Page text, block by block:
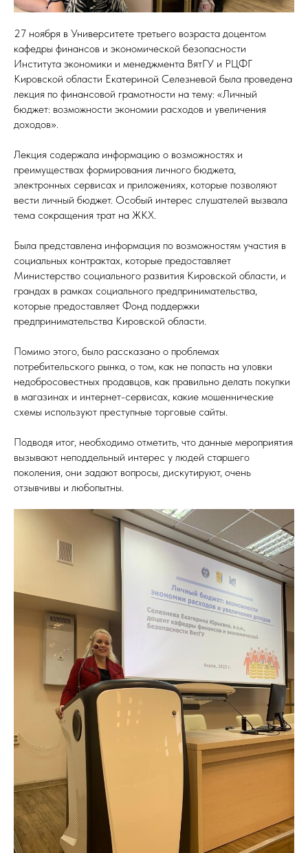
27 ноября в Университете третьего возраста доцентом
кафедры финансов и экономической безопасности
Института экономики и менеджмента ВятГУ и РЦФГ
Кировской области Екатериной Селезневой была проведена
лекция по финансовой грамотности на тему: «Личный
бюджет: возможности экономии расходов и увеличения
доходов».
Лекция содержала информацию о возможностях и
преимуществах формирования личного бюджета,
электронных сервисах и приложениях, которые позволяют
вести личный бюджет. Особый интерес слушателей вызвала
тема сокращения трат на ЖКХ.
Была представлена информация по возможностям участия в
социальных контрактах, которые предоставляет
Министерство социального развития Кировской области, и
грандах в рамках социального предпринимательства,
которые предоставляет Фонд поддержки
предпринимательства Кировской области.
Помимо этого, было рассказано о проблемах
потребительского рынка, о том, как не попасть на уловки
недобросовестных продавцов, как правильно делать покупки
в магазинах и интернет-сервисах, какие мошеннические
схемы используют преступные торговые сайты.
Подводя итог, необходимо отметить, что данные мероприятия
вызывают неподдельный интерес у людей старшего
поколения, они задают вопросы, дискутируют, очень
отзывчивы и любопытны.